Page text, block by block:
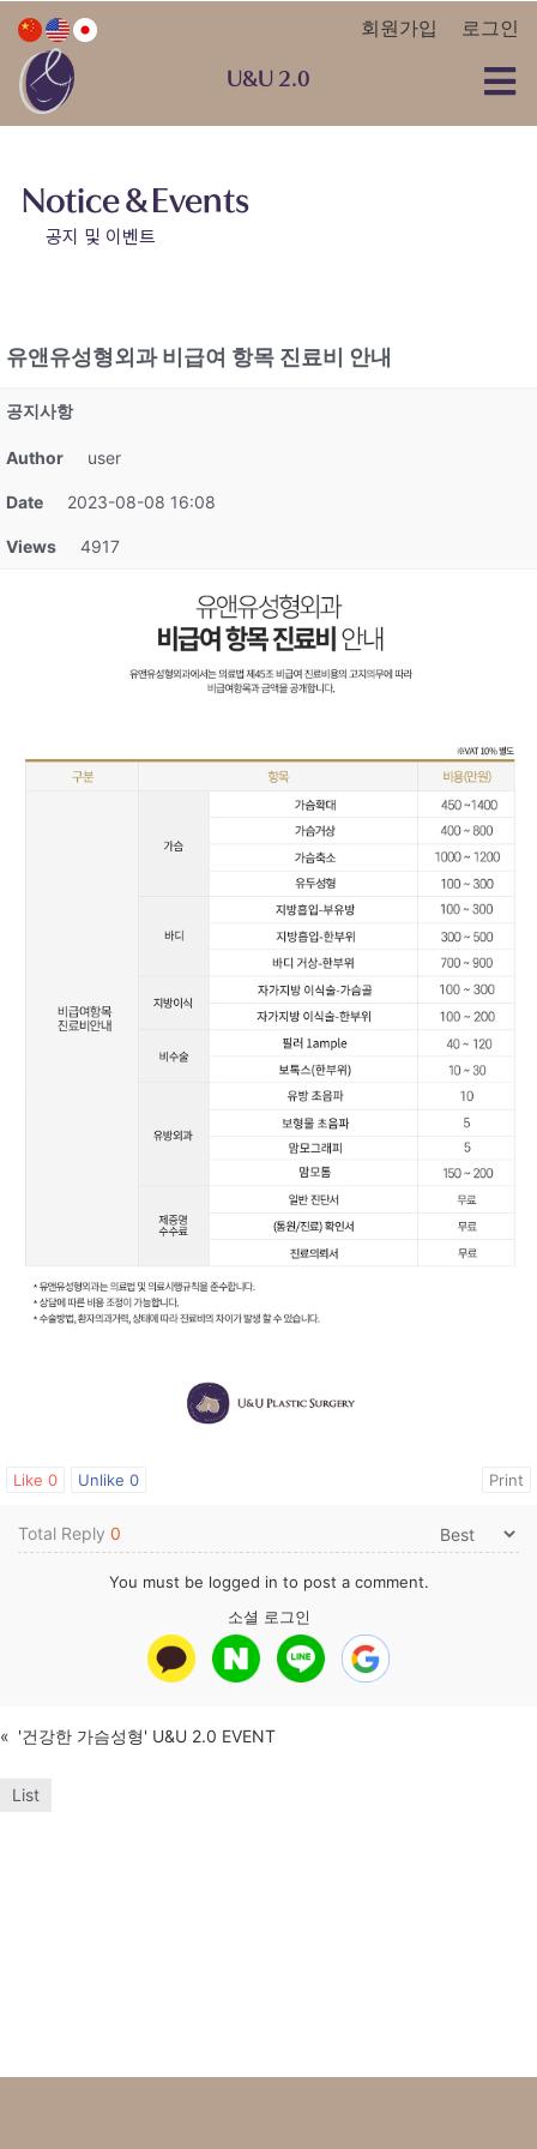
회원가입 로그인
U&U 2.0
Notice & Events
공지 및 이벤트
유앤유성형외과 비급여 항목 진료비 안내
공지사항
Author user
Date 2023-08-08 16:08
Views 4917
Like 0 Unlike 0 Print
Total Reply 0
You must be logged in to post a comment.
소셜 로그인
« '건강한 가슴성형' U&U 2.0 EVENT
List